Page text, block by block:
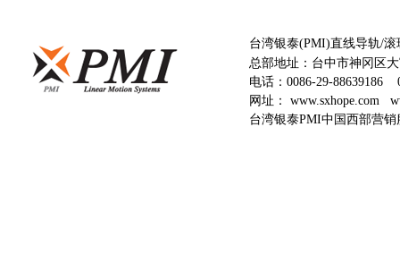
台湾银泰(PMI)直线导轨/
总部地址：台中市神冈区
电话： 0086-29-88639186
网址： www.sxhope.com
台湾银泰PMI中国西部营